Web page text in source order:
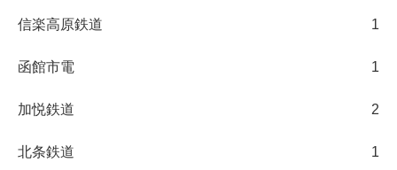
信楽高原鉄道 1
函館市電 1
加悦鉄道 2
北条鉄道 1